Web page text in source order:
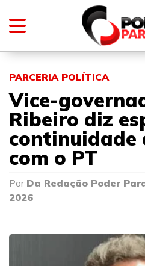
PARCERIA POLÍTICA
Vice-
Ribeiro diz
continuidade
com o PT
Por Da Redação Poder
2026